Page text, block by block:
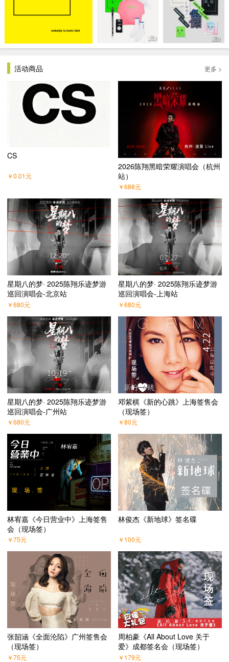
活动商品 更多 >
CS
￥0.01元
2026陈翔黑暗荣耀演唱会（杭州
站）
￥688元
星期八的梦· 2025陈翔乐迹梦游
巡回演唱会-北京站
￥680元
星期八的梦· 2025陈翔乐迹梦游
巡回演唱会-上海站
￥680元
星期八的梦· 2025陈翔乐迹梦游
巡回演唱会-广州站
￥680元
邓紫棋《新的心跳》上海签售会
（现场签）
￥80元
林宥嘉《今日营业中》上海签售
会（现场签）
￥75元
林俊杰《新地球》签名碟
￥ 100元
张韶涵《全面沦陷》广州签售会
（现场签）
￥75元
周柏豪《All About Love 关于
爱》成都签名会（现场签）
￥ 179元